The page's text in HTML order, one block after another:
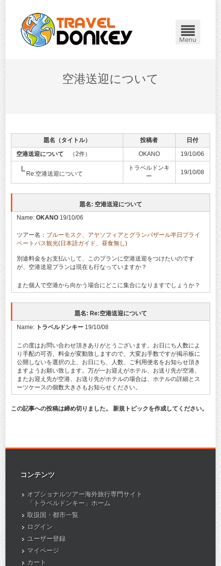
Menu
空港送迎について
題名（タイトル） 投稿者
日付
空港送迎について （2件） OKANO 19/10/06
Re:空港送迎について
トラベルドンキ
ー
19/10/08
題名: 空港送迎について
Name: OKANO19/10/06
ツアー名： ブルーモスク、アヤソフィアとグランバザール半日プライ
ベートバス観光(日本語ガイド、昼食無し)
別途料金をお支払いして、このプランに空港送迎をつけたいのです
が、空港送迎プランは現在も行なっていますか？
また個人で空港から向かう場合にどこに集合になりますでしょうか？
題名: Re:空港送迎について
Name:
トラベルドンキー19/10/08
この度はお問い合わせ頂きありがとうございます。お日にち人数によ
り手配の可否、料金が変動致しますので、大変お手数ですが掲示板に
公開しないを選択の上、お日にち、人数、ご利用便名をお知らせ頂き
ますようお願い致します。万が一お迎えがホテル、お送り先が空港、
またお迎え先が空港、お送り先がホテルの場合は、ホテルの詳細とス
ーツケースの個数大きさもお知らせください。
この記事への投稿は締め切りました。 新規トピックを作成してください。
コンテンツ
オプショナルツアー海外旅行専門サイト
「トラベルドンキー」ホーム
取扱国・都市一覧
ログイン
ユーザー登録
マイページ
カート